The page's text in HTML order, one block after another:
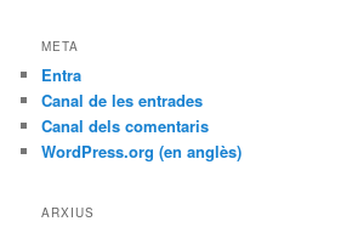
META
Entra
Canal de les entrades
Canal dels comentaris
WordPress.org (en anglès)
ARXIUS